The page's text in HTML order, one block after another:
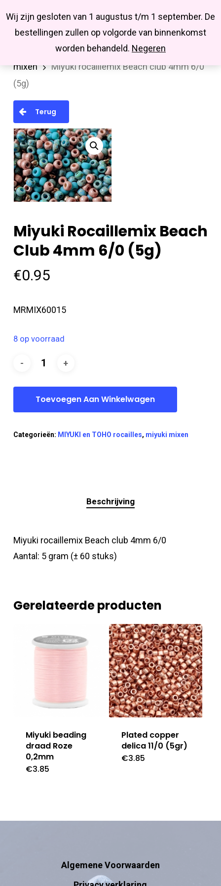
Wij zijn gesloten van 1 augustus t/m 1 september. De
bestellingen zullen op volgorde van binnenkomst
worden behandeld. Negeren
main
Missbluesieraden
searchaccount
MIYUKI en TOHO rocailles
miyuki
mixen
Miyuki rocaillemix Beach club 4mm 6/0
(5g)
Terug
Miyuki Rocaillemix Beach
Club 4mm 6/0 (5g)
€0.95
MRMIX60015
8 op voorraad
Toevoegen Aan Winkelwagen
Categorieën: MIYUKI en TOHO rocailles, miyuki mixen
Beschrijving
Miyuki rocaillemix Beach club 4mm 6/0
Aantal: 5 gram (± 60 stuks)
Gerelateerde producten
Miyuki beading
draad Roze
0,2mm
€3.85
Plated copper
delica 11/0 (5gr)
€3.85
Algemene Voorwaarden
Close